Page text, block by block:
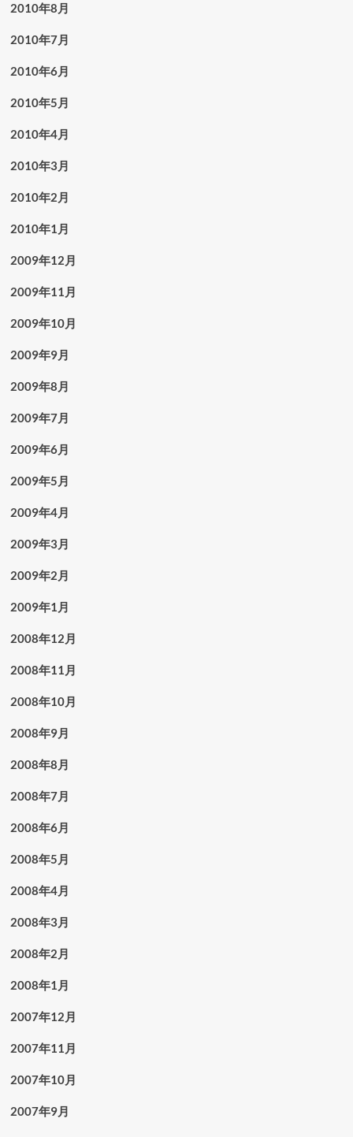
2010年8月
2010年7月
2010年6月
2010年5月
2010年4月
2010年3月
2010年2月
2010年1月
2009年12月
2009年11月
2009年10月
2009年9月
2009年8月
2009年7月
2009年6月
2009年5月
2009年4月
2009年3月
2009年2月
2009年1月
2008年12月
2008年11月
2008年10月
2008年9月
2008年8月
2008年7月
2008年6月
2008年5月
2008年4月
2008年3月
2008年2月
2008年1月
2007年12月
2007年11月
2007年10月
2007年9月